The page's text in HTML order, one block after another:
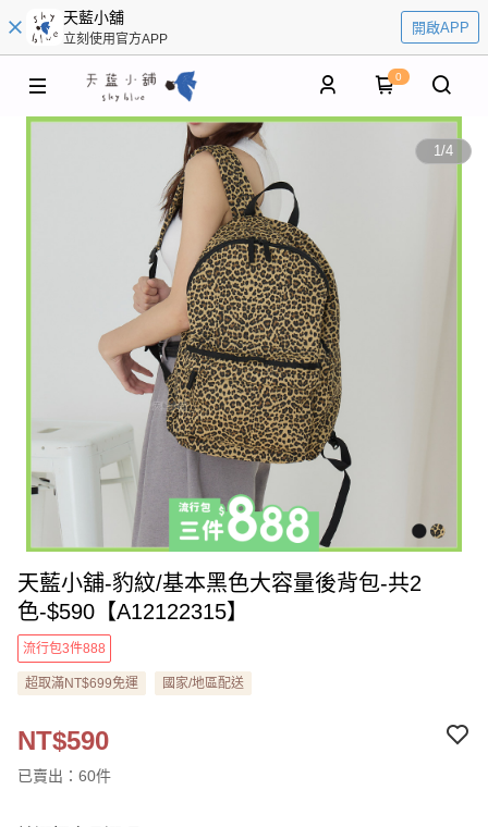
天藍小舖
立刻使用官方APP
開啟APP
0
1/4
天藍小舖-豹紋/基本黑色大容量後背包-共2
色-$590【A12122315】
流行包3件888
超取滿NT$699免運 國家/地區配送
NT$590
已賣出：60件